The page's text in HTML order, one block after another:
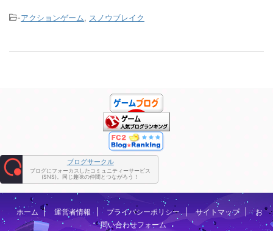
-アクションゲーム スノウブレイク
ブログサークル
ブログにフォーカスしたコミュニティーサービス
(SNS)。同じ趣味の仲間とつながろう！
ホーム 運営者情報 プライバシーポリシー サイトマップ
お
問い合わせフォーム